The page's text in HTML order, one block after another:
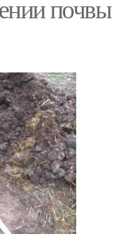
почвы